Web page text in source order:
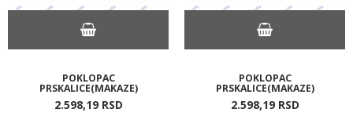
POKLOPAC
PRSKALICE(MAKAZE)
2.598,19 RSD
POKLOPAC
PRSKALICE(MAKAZE)
2.598,19 RSD